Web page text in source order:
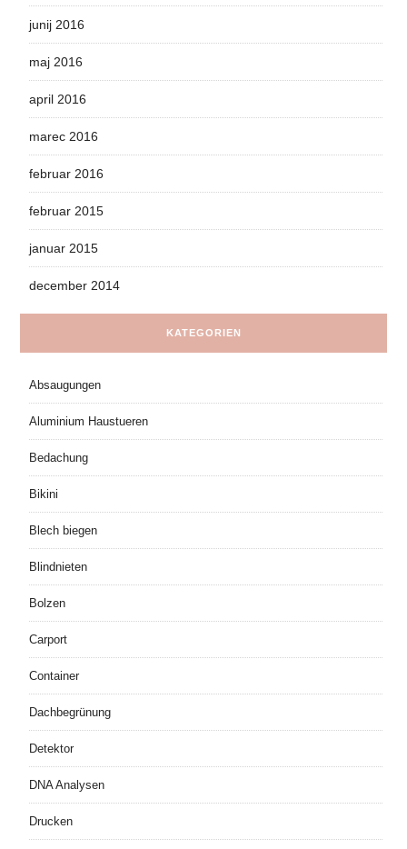
junij 2016
maj 2016
april 2016
marec 2016
februar 2016
februar 2015
januar 2015
december 2014
KATEGORIEN
Absaugungen
Aluminium Haustueren
Bedachung
Bikini
Blech biegen
Blindnieten
Bolzen
Carport
Container
Dachbegrünung
Detektor
DNA Analysen
Drucken